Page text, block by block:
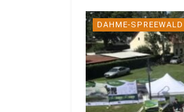
DAHME-SPREEWALD